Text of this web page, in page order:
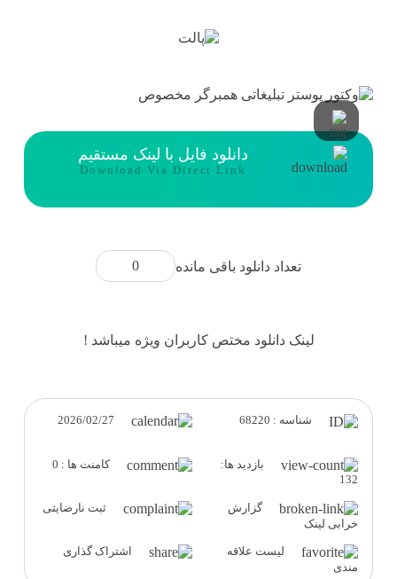
دانلود فایل با لینک مستقیم
Download Via Direct Link
تعداد دانلود باقی مانده 0
لینک دانلود مختص کاربران ویژه میباشد !
شناسه : 68220
بازدید ها:
132
کامنت ها : 0
گزارش
خرابی لینک
ثبت نارضایتی
لیست علاقه
مندی
اشتراک گذاری